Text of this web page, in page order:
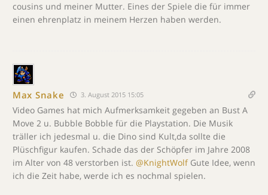
cousins und meiner Mutter. Eines der Spiele die für immer
einen ehrenplatz in meinem Herzen haben werden.
Max Snake 3. August 2015 15:05
Video Games hat mich Aufmerksamkeit gegeben an Bust A
Move 2 u. Bubble Bobble für die Playstation. Die Musik
träller ich jedesmal u. die Dino sind Kult,da sollte die
Plüschfigur kaufen. Schade das der Schöpfer im Jahre 2008
im Alter von 48 verstorben ist. @KnightWolfGute Idee, wenn
ich die Zeit habe, werde ich es nochmal spielen.